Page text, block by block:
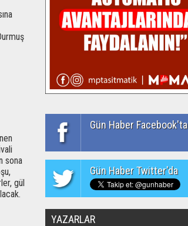
sona
gül
Gün Haber Facebook'ta
Gün Haber Twitter'da
YAZARLAR